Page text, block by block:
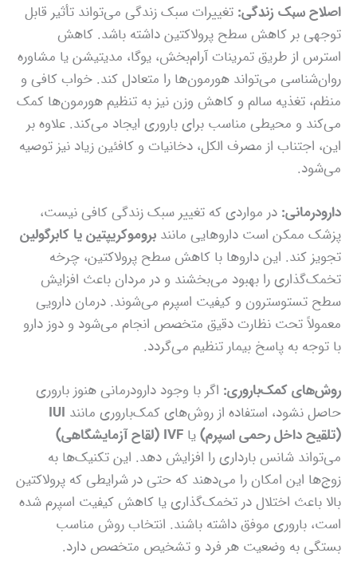
اصلاح سبک زندگی: تغییرات سبک زندگی می‌تواند تأثیر قابل
توجهی بر کاهش سطح پرولاکتین داشته باشد. کاهش
استرس از طریق تمرینات آرام‌بخش، یوگا، مدیتیشن یا مشاوره
روان‌شناسی می‌تواند هورمون‌ها را متعادل کند. خواب کافی و
منظم، تغذیه سالم و کاهش وزن نیز به تنظیم هورمون‌ها کمک
می‌کند و محیطی مناسب برای باروری ایجاد می‌کند. علاوه بر
این، اجتناب از مصرف الکل، دخانیات و کافئین زیاد نیز توصیه
می‌شود.
دارودرمانی: در مواردی که تغییر سبک زندگی کافی نیست،
پزشک ممکن است داروهایی مانند بروموکریپتین یا کابرگولین
تجویز کند. این داروها با کاهش سطح پرولاکتین، چرخه
تخمک‌گذاری را بهبود می‌بخشند و در مردان باعث افزایش
سطح تستوسترون و کیفیت اسپرم می‌شوند. درمان دارویی
معمولاً تحت نظارت دقیق متخصص انجام می‌شود و دوز دارو
با توجه به پاسخ بیمار تنظیم می‌گردد.
روش‌های کمک‌باروری: اگر با وجود دارودرمانی هنوز باروری
حاصل نشود، استفاده از روش‌های کمک‌باروری مانند IUI
(تلقیح داخل رحمی اسپرم)یا IVF (لقاح آزمایشگاهی)
می‌تواند شانس بارداری را افزایش دهد. این تکنیک‌ها به
زوج‌ها این امکان را می‌دهند که حتی در شرایطی که پرولاکتین
بالا باعث اختلال در تخمک‌گذاری یا کاهش کیفیت اسپرم شده
است، باروری موفق داشته باشند. انتخاب روش مناسب
بستگی به وضعیت هر فرد و تشخیص متخصص دارد.